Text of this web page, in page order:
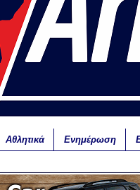
Αθλητικά Ενημέρωση